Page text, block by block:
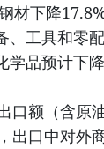
材下降
、工具和零
品预计下降
口额（含原
出口中对外